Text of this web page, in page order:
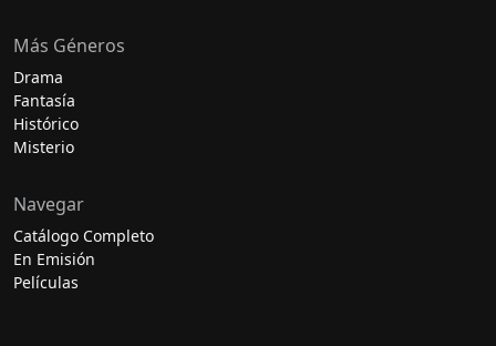
Más Géneros
Drama
Fantasía
Histórico
Misterio
Navegar
Catálogo Completo
En Emisión
Películas